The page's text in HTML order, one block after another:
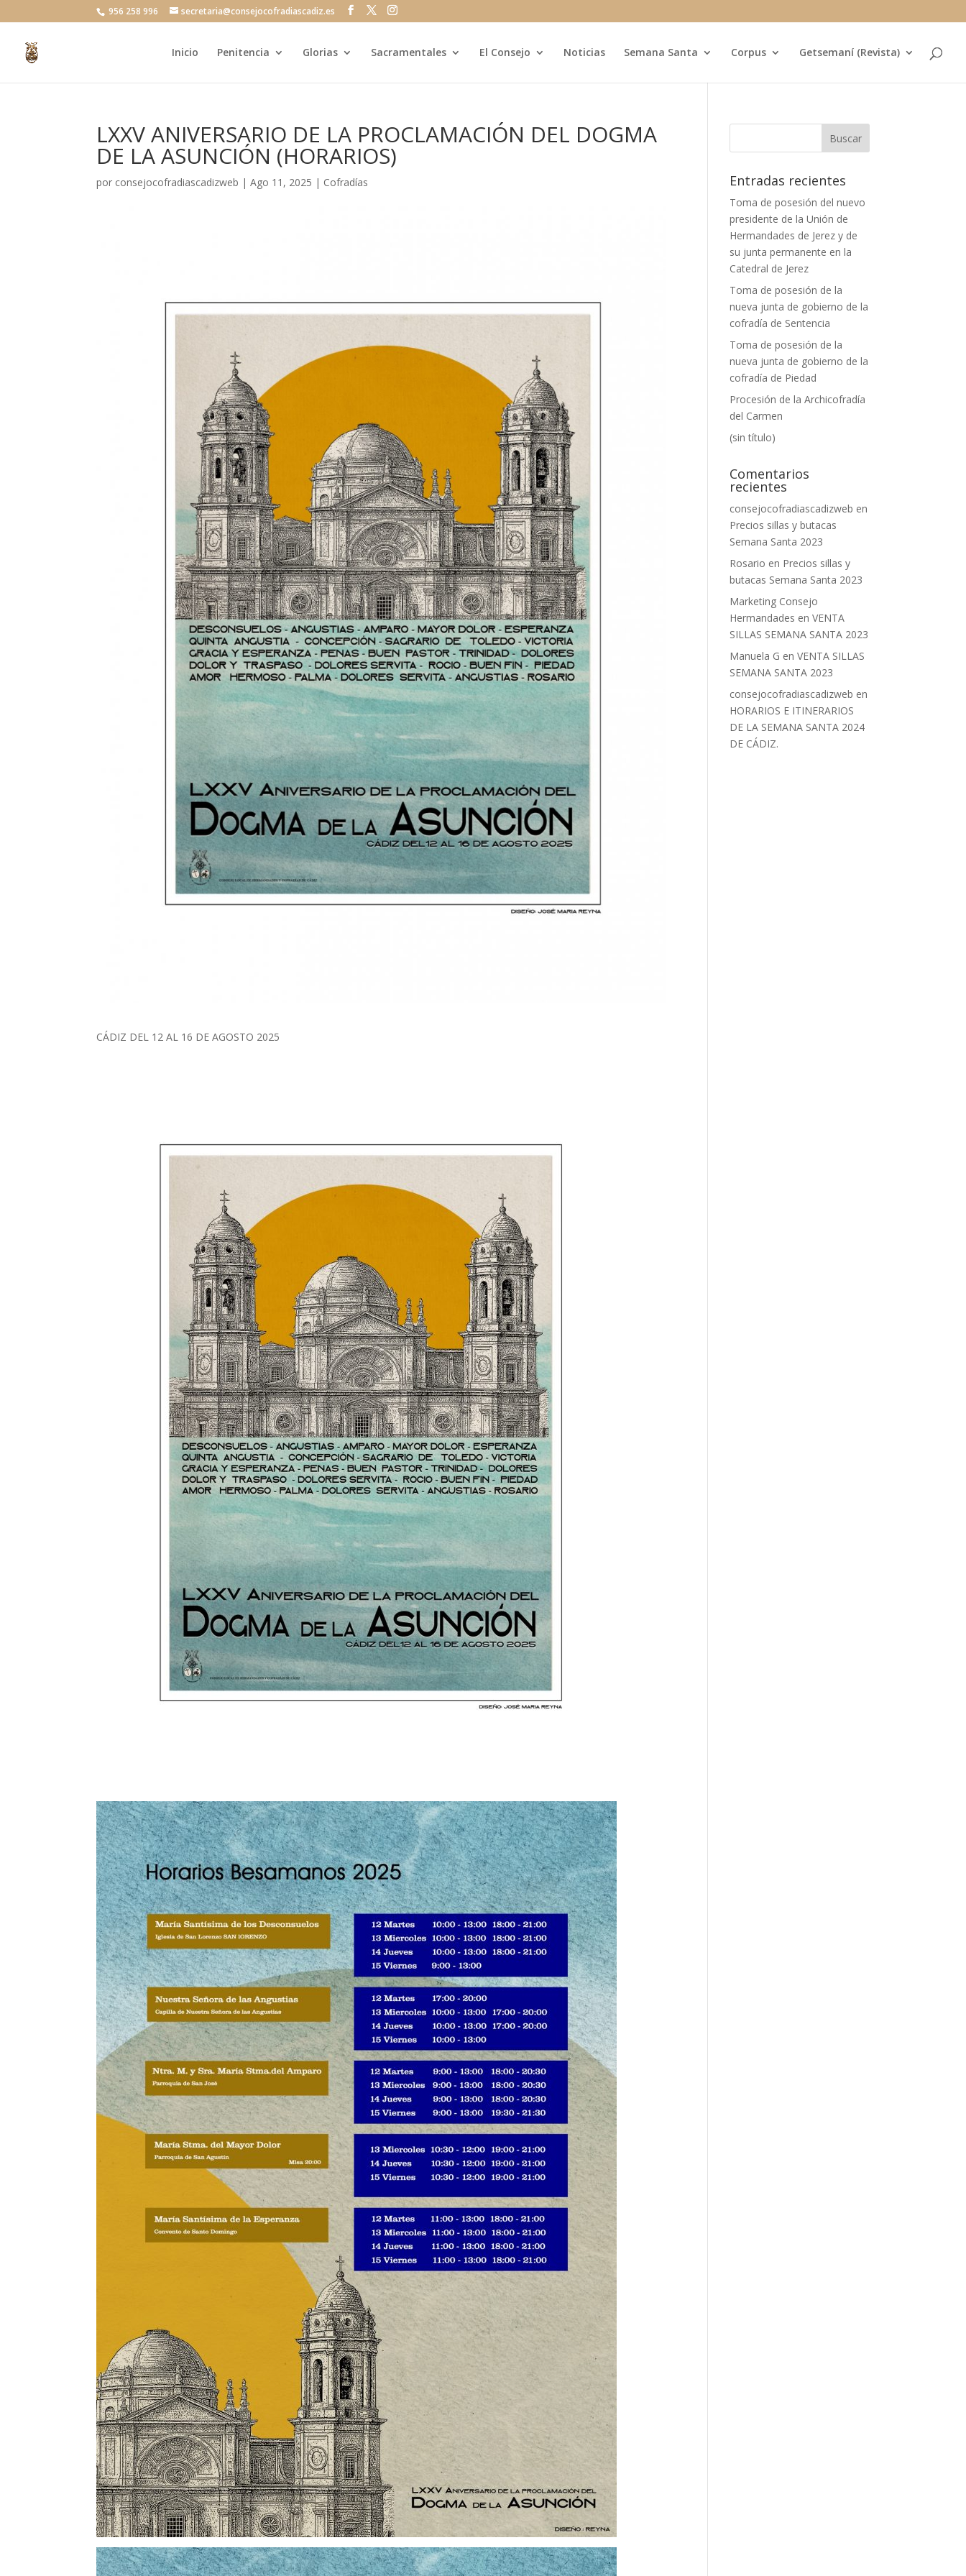
956 258 996 secretaria@consejocofradiascadiz.es
Inicio Penitencia Glorias Sacramentales El Consejo Noticias Semana Santa Corpus Getsemaní (Revista)
LXXV ANIVERSARIO DE LA PROCLAMACIÓN DEL DOGMA
DE LA ASUNCIÓN (HORARIOS)
por consejocofradiascadizweb |Ago 11, 2025 | Cofradías
CÁDIZ DEL 12 AL 16 DE AGOSTO 2025
Entradas recientes
Toma de posesión del nuevo
presidente de la Unión de
Hermandades de Jerez y de
su junta permanente en la
Catedral de Jerez
Toma de posesión de la
nueva junta de gobierno de la
cofradía de Sentencia
Toma de posesión de la
nueva junta de gobierno de la
cofradía de Piedad
Procesión de la Archicofradía
del Carmen
(sin título)
Comentarios
recientes
consejocofradiascadizweb en
Precios sillas y butacas
Semana Santa 2023
Rosario en Precios sillas y
butacas Semana Santa 2023
Marketing Consejo
Hermandades enVENTA
SILLAS SEMANA SANTA 2023
Manuela G enVENTA SILLAS
SEMANA SANTA 2023
consejocofradiascadizweb en
HORARIOS E ITINERARIOS
DE LA SEMANA SANTA 2024
DE CÁDIZ.